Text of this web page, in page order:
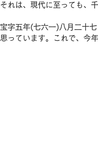
れは、現代に至っても、
字五年(七六一)八月二十
っています。これで、今